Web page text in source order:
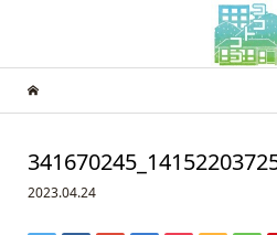
2023.04.24